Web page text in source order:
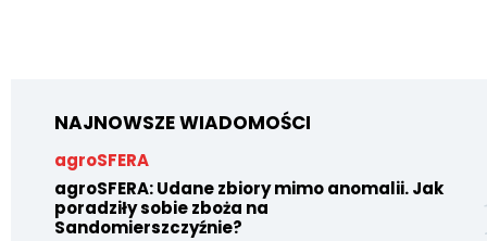
NAJNOWSZE WIADOMOŚCI
agroSFERA
agroSFERA: Udane zbiory mimo anomalii. Jak
poradziły sobie zboża na
Sandomierszczyźnie?